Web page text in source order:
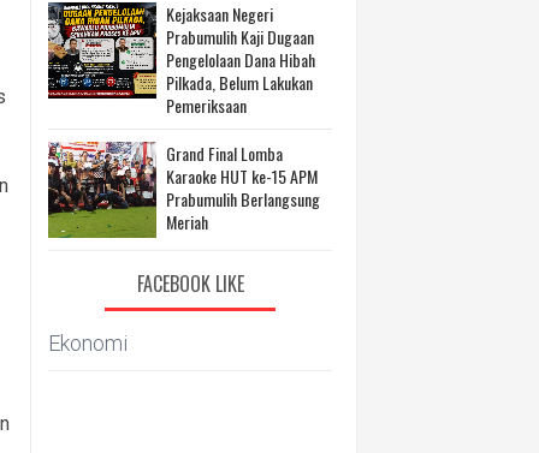
Kejaksaan Negeri
Prabumulih Kaji Dugaan
Pengelolaan Dana Hibah
Pilkada, Belum Lakukan
Pemeriksaan
Grand Final Lomba
Karaoke HUT ke-15 APM
Prabumulih Berlangsung
Meriah
FACEBOOK LIKE
Ekonomi